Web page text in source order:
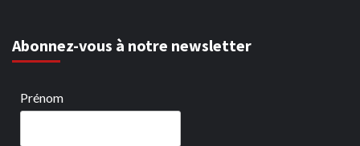
Abonnez-vous à notre newsletter
Prénom